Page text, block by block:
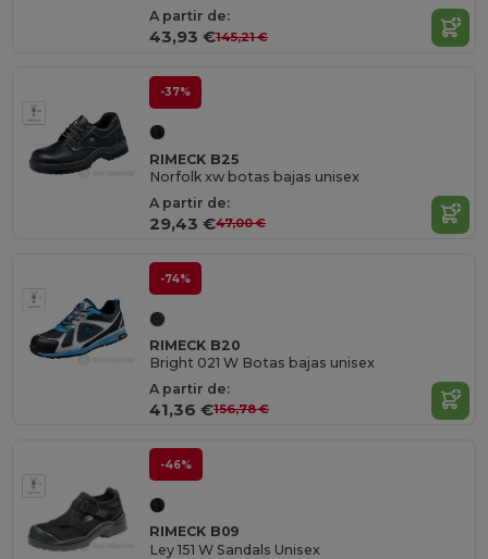
A partir de:
43,93 €145,21 €
-37%
RIMECK B25
Norfolk xw botas bajas unisex
A partir de:
29,43 €47,00 €
-74%
RIMECK B20
Bright 021 W Botas bajas unisex
A partir de:
41,36 €156,78 €
-46%
RIMECK B09
Ley 151 W Sandals Unisex